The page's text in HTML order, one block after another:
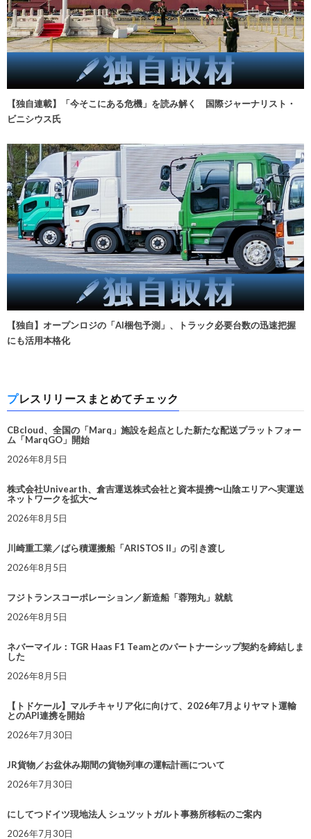
【独自連載】「今そこにある危機」を読み解く 国際ジャーナリスト・
ビニシウス氏
【独自】オープンロジの「AI梱包予測」、トラック必要台数の迅速把握
にも活用本格化
プレスリリースまとめてチェック
CBcloud、全国の「Marq」施設を起点とした新たな配送プラットフォー
ム「MarqGO」開始
2026年8月5日
株式会社Univearth、倉吉運送株式会社と資本提携〜山陰エリアへ実運送
ネットワークを拡大〜
2026年8月5日
川崎重工業／ばら積運搬船「ARISTOS II」の引き渡し
2026年8月5日
フジトランスコーポレーション／新造船「蓉翔丸」就航
2026年8月5日
ネバーマイル：TGR Haas F1 Teamとのパートナーシップ契約を締結しま
した
2026年8月5日
【トドケール】マルチキャリア化に向けて、2026年7月よりヤマト運輸
とのAPI連携を開始
2026年7月30日
JR貨物／お盆休み期間の貨物列車の運転計画について
2026年7月30日
にしてつドイツ現地法人 シュツットガルト事務所移転のご案内
2026年7月30日